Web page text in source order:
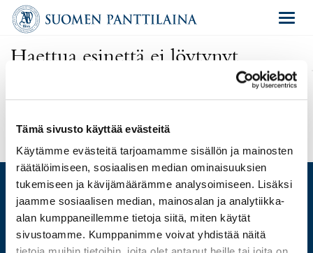
Tämä sivusto käyttää evästeitä
Käytämme evästeitä tarjoamamme sisällön ja mainosten
räätälöimiseen, sosiaalisen median ominaisuuksien
tukemiseen ja kävijämäärämme analysoimiseen. Lisäksi
jaamme sosiaalisen median, mainosalan ja analytiikka-
alan kumppaneillemme tietoja siitä, miten käytät
sivustoamme. Kumppanimme voivat yhdistää näitä
Haettua esinettä ei löytynyt
Olet antanut virheellisen osoitteen tai kyseinen esine on poistettu
ARVIO
LAINAA